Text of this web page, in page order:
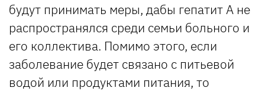
будут принимать меры, дабы гепатит А не
распространялся среди семьи больного и
его коллектива. Помимо этого, если
заболевание будет связано с питьевой
водой или продуктами питания, то